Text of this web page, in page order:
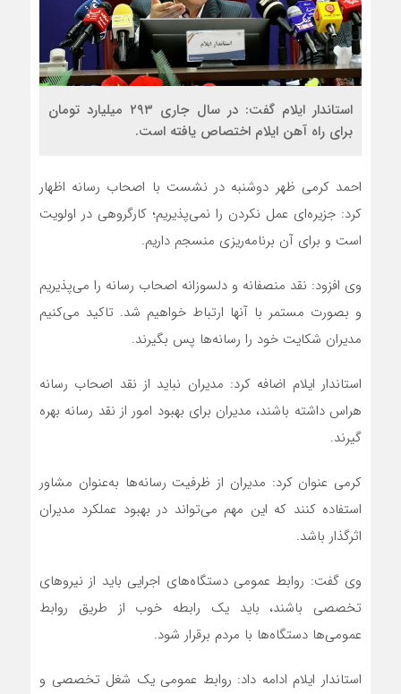
استاندار ایلام گفت: در سال جاری ۲۹۳ میلیارد تومان
برای راه آهن ایلام اختصاص یافته است.
احمد کرمی ظهر دوشنبه در نشست با اصحاب رسانه اظهار
کرد: جزیره‌ای عمل نکردن را نمی‌پذیریم؛ کارگروهی در اولویت
است و برای آن برنامه‌ریزی منسجم داریم.
وی افزود: نقد منصفانه و دلسوزانه اصحاب رسانه را می‌پذیریم
و بصورت مستمر با آنها ارتباط خواهیم شد. تاکید می‌کنیم
مدیران شکایت خود را رسانه‌ها پس بگیرند.
استاندار ایلام اضافه کرد: مدیران نباید از نقد اصحاب رسانه
هراس داشته باشند، مدیران برای بهبود امور از نقد رسانه بهره
گیرند.
کرمی عنوان کرد: مدیران از ظرفیت رسانه‌ها به‌عنوان مشاور
استفاده کنند که این مهم می‌تواند در بهبود عملکرد مدیران
اثرگذار باشد.
وی گفت: روابط عمومی دستگاه‌های اجرایی باید از نیروهای
تخصصی باشند، باید یک رابطه خوب از طریق روابط
عمومی‌ها دستگاه‌ها با مردم برقرار شود.
استاندار ایلام ادامه داد: روابط عمومی یک شغل تخصصی و